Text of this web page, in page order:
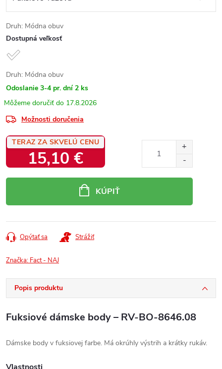
Druh: Módna obuv
Dostupná veľkosť
Druh: Módna obuv
Odoslanie 3-4 pr. dní 2 ks
17.8.2026
Možnosti doručenia
TERAZ ZA SKVELÚ CENU
15,10 €
KÚPIŤ
Opýtať sa Strážiť
Značka: Fact - NAJ
Popis produktu
Fuksiové dámske body – RV-BO-8646.08
Dámske body v fuksiovej farbe. Má okrúhly výstrih a krátky rukáv.
Vlastnosti